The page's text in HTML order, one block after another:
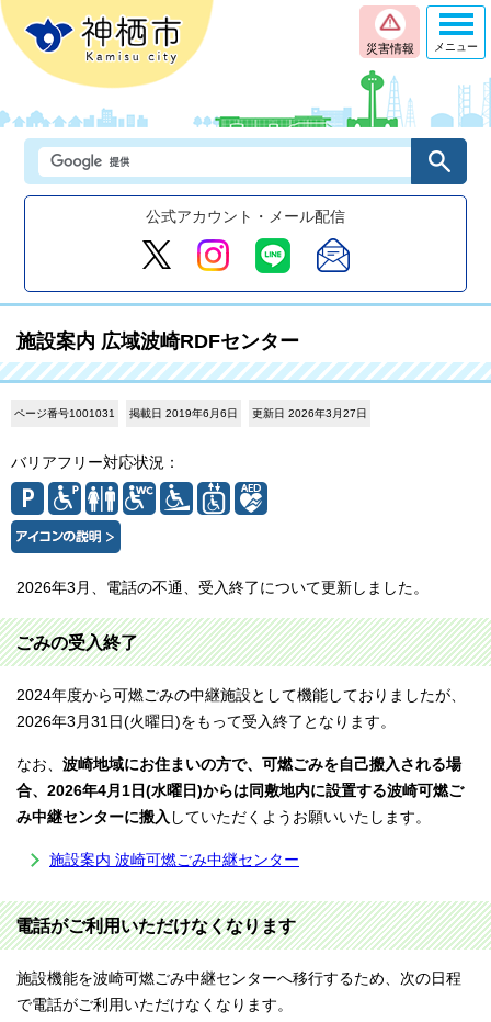
災害情報
公式アカウント・メール配信
メニュー
施設案内 広域波崎RDFセンター
ページ番号1001031 掲載日 2019年6月6日 更新日 2026年3月27日
バリアフリー対応状況：
2026年3月、電話の不通、受入終了について更新しました。
ごみの受入終了
2024年度から可燃ごみの中継施設として機能しておりましたが、
2026年3月31日(火曜日)をもって受入終了となります。
なお、 波崎地域にお住まいの方で、可燃ごみを自己搬入される場
合、2026年4月1日(水曜日)からは同敷地内に設置する波崎可燃ご
み中継センターに搬入 していただくようお願いいたします。
施設案内 波崎可燃ごみ中継センター
電話がご利用いただけなくなります
施設機能を波崎可燃ごみ中継センターへ移行するため、次の日程
で電話がご利用いただけなくなります。